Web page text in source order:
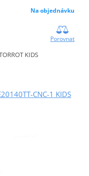
Na objednávku
Porovnat
KIDS
CNC-1 KIDS